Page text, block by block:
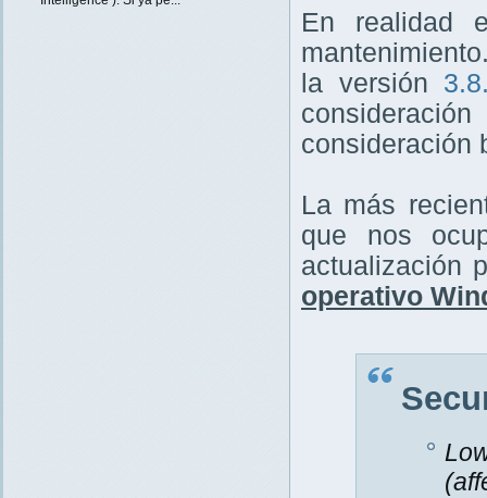
En realidad
la versión
consideración
La más
que nos
actualización
operativo